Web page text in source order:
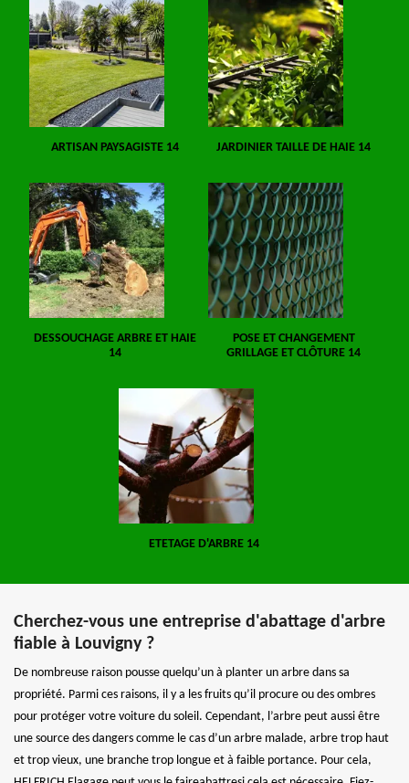
ARTISAN PAYSAGISTE 14 JARDINIER TAILLE DE HAIE 14
DESSOUCHAGE ARBRE ET HAIE
14
POSE ET CHANGEMENT
GRILLAGE ET CLÔTURE 14
ETETAGE D'ARBRE 14
Cherchez-vous une entreprise d'abattage d'arbre
fiable à Louvigny ?
De nombreuse raison pousse quelqu’un à planter un arbre dans sa
propriété. Parmi ces raisons, il y a les fruits qu’il procure ou des ombres
pour protéger votre voiture du soleil. Cependant, l’arbre peut aussi être
une source des dangers comme le cas d’un arbre malade, arbre trop haut
et trop vieux, une branche trop longue et à faible portance. Pour cela,